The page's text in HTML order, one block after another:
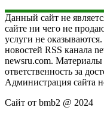
Данный сайт не
сайте ни чего не
услуги не
новостей RSS канала
newsru.com.
ответственность за
Администрация сайта
Сайт от bmb2 @ 2024